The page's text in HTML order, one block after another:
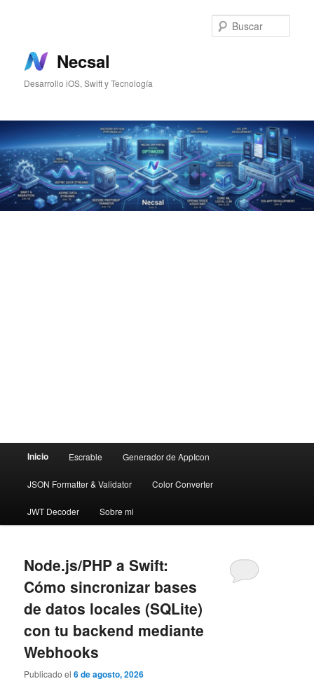
principal
secundario
Necsal
Desarrollo iOS, Swift y Tecnología
Inicio Escrable Generador de AppIcon
JSON Formatter & Validator Color Converter
JWT Decoder Sobre mi
Node.js/PHP a Swift:
Cómo sincronizar bases
de datos locales (SQLite)
con tu backend mediante
Webhooks
Publicado el6 de agosto, 2026